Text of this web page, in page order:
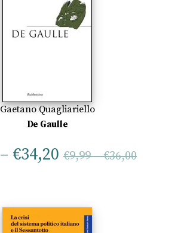
Gaetano Quagliariello
De Gaulle
– €34,20 €9,99–€36,00